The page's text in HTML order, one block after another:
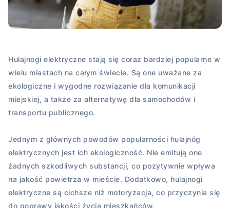
Hulajnogi elektryczne stają się coraz bardziej popularne w
wielu miastach na całym świecie. Są one uważane za
ekologiczne i wygodne rozwiązanie dla komunikacji
miejskiej, a także za alternatywę dla samochodów i
transportu publicznego.
Jednym z głównych powodów popularności hulajnóg
elektrycznych jest ich ekologiczność. Nie emitują one
żadnych szkodliwych substancji, co pozytywnie wpływa
na jakość powietrza w mieście. Dodatkowo, hulajnogi
elektryczne są cichsze niż motoryzacja, co przyczynia się
do poprawy jakości życia mieszkańców.